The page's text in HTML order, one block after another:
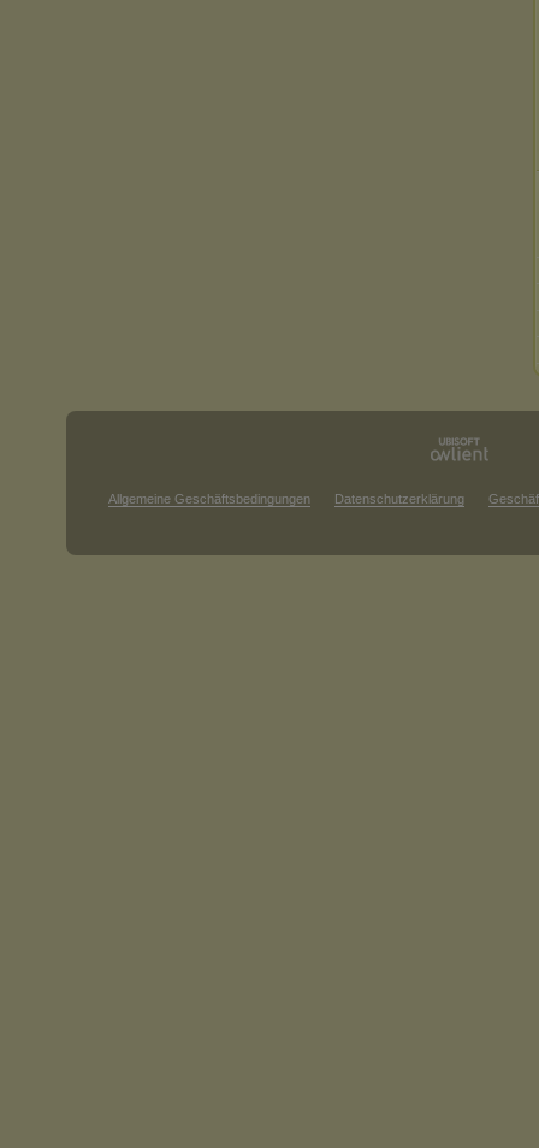
Allgemeine Geschäftsbedingungen Datenschutzerklärung